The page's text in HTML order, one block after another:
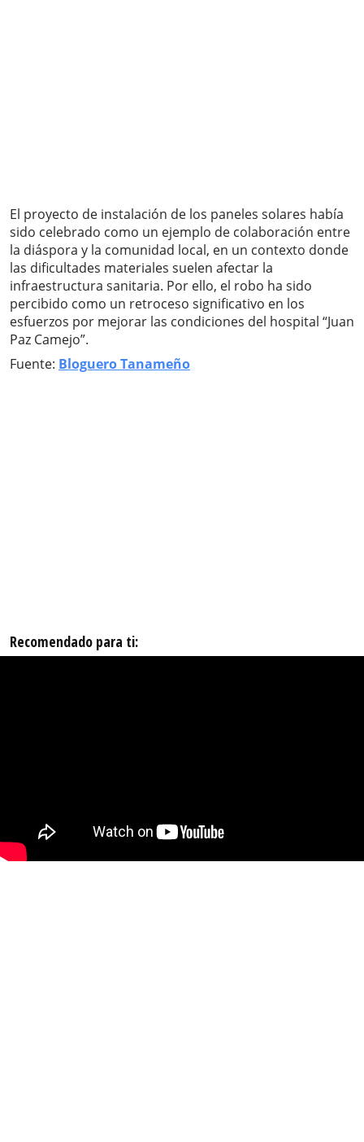
El proyecto de instalación de los paneles solares había
sido celebrado como un ejemplo de colaboración entre
la diáspora y la comunidad local, en un contexto donde
las dificultades materiales suelen afectar la
infraestructura sanitaria. Por ello, el robo ha sido
percibido como un retroceso significativo en los
esfuerzos por mejorar las condiciones del hospital “Juan
Paz Camejo”.
Fuente: Bloguero Tanameño
Recomendado para ti: